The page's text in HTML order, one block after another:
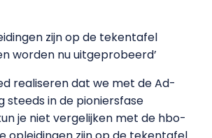
zijn op de tekentafel
worden nu uitgeprobeerd’
realiseren dat we met de Ad-
steeds in de pioniersfase
je niet vergelijken met de hbo-